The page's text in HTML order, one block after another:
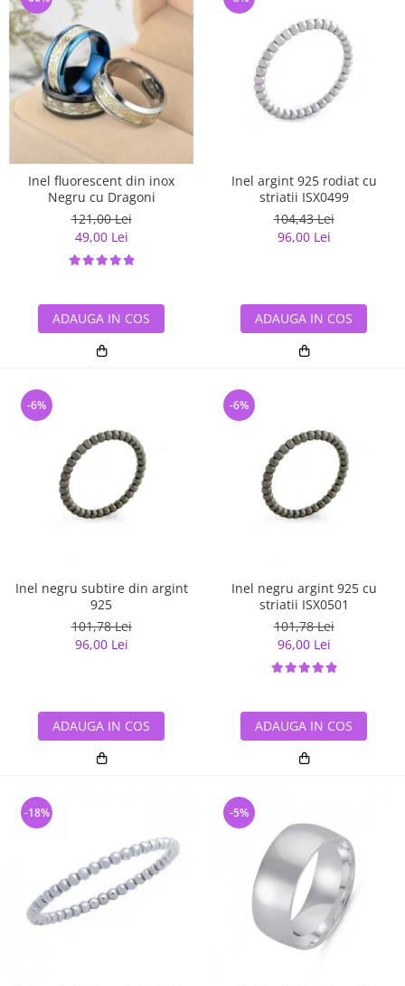
Inel fluorescent din inox
Negru cu Dragoni
121,00 Lei
49,00 Lei
ADAUGA IN COS
Inel argint 925 rodiat cu
striatii ISX0499
104,43 Lei
96,00 Lei
ADAUGA IN COS
Inel negru subtire din argint
925
101,78 Lei
96,00 Lei
-6%
ADAUGA IN COS
Inel negru argint 925 cu
striatii ISX0501
101,78 Lei
96,00 Lei
-6%
ADAUGA IN COS
-18% -5%